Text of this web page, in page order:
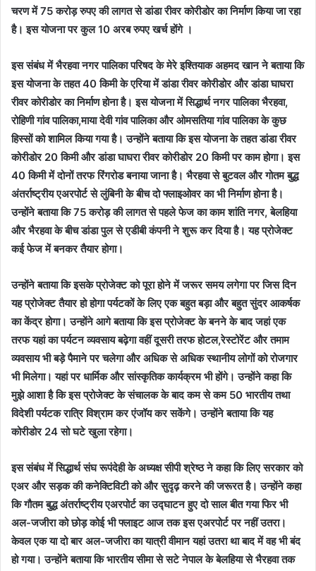
चरण में 75 करोड़ रुपए की लागत से डांडा रीवर कोरीडोर का निर्माण किया जा रहा
है। इस योजना पर कुल 10 अरब रुपए खर्च होंगे ।
इस संबंध में भैरहवा नगर पालिका परिषद के मेरे इश्तियाक अहमद खान ने बताया कि
इस योजना के तहत 40 किमी के एरिया में डांडा रीवर कोरीडोर और डांडा घाघरा
रीवर कोरीडोर का निर्माण होना है। इस योजना में सिद्धार्थ नगर पालिका भैरहवा,
रोहिणी गांव पालिका,माया देवी गांव पालिका और ओमसतिया गांव पालिका के कुछ
हिस्सों को शामिल किया गया है। उन्होंने बताया कि इस योजना के तहत डांडा रीवर
कोरीडोर 20 किमी और डांडा घाघरा रीवर कोरीडोर 20 किमी पर काम होगा। इस
40 किमी में दोनों तरफ रिंगरोड बनाया जाना है। भैरहवा से बुटवल और गोतम बुद्ध
अंतर्राष्ट्रीय एअरपोर्ट से लुंबिनी के बीच दो फ्लाइओवर का भी निर्माण होना है।
उन्होंने बताया कि 75 करोड़ की लागत से पहले फेज का काम शांति नगर, बेलहिया
और भैरहवा के बीच डांडा पुल से एडीबी कंपनी ने शुरू कर दिया है। यह प्रोजेक्ट
कई फेज में बनकर तैयार होगा।
उन्होंने बताया कि इसके प्रोजेक्ट को पूरा होने में जरूर समय लगेगा पर जिस दिन
यह प्रोजेक्ट तैयार हो होगा पर्यटकों के लिए एक बहुत बड़ा और बहुत सुंदर आकर्षक
का केंद्र होगा। उन्होंने आगे बताया कि इस प्रोजेक्ट के बनने के बाद जहां एक
तरफ यहां का पर्यटन व्यवसाय बढ़ेगा वहीं दूसरी तरफ होटल,रेस्टोरेंट और तमाम
व्यवसाय भी बड़े पैमाने पर चलेगा और अधिक से अधिक स्थानीय लोगों को रोजगार
भी मिलेगा। यहां पर धार्मिक और सांस्कृतिक कार्यक्रम भी होंगे। उन्होंने कहा कि
मुझे आशा है कि इस प्रोजेक्ट के संचालक के बाद कम से कम 50 भारतीय तथा
विदेशी पर्यटक रात्रि विश्राम कर एंजॉय कर सकेंगे। उन्होंने बताया कि यह
कोरीडोर 24 सो घटे खुला रहेगा।
इस संबंध में सिद्धार्थ संघ रूपंदेही के अध्यक्ष सीपी श्रेष्ठ ने कहा कि लिए सरकार को
एअर और सड़क की कनेक्टिविटी को और सुदृढ़ करने की जरूरत है। उन्होंने कहा
कि गौतम बुद्ध अंतर्राष्ट्रीय एअरपोर्ट का उद्घाटन हुए दो साल बीत गया फिर भी
अल-जजीरा को छोड़ कोई भी फ्लाइट आज तक इस एअरपोर्ट पर नहीं उतरा।
केवल एक या दो बार अल-जजीरा का यात्री वीमान यहां उतरा था बाद में वह भी बंद
हो गया। उन्होंने बताया कि भारतीय सीमा से सटे नेपाल के बेलहिया से भैरहवा तक